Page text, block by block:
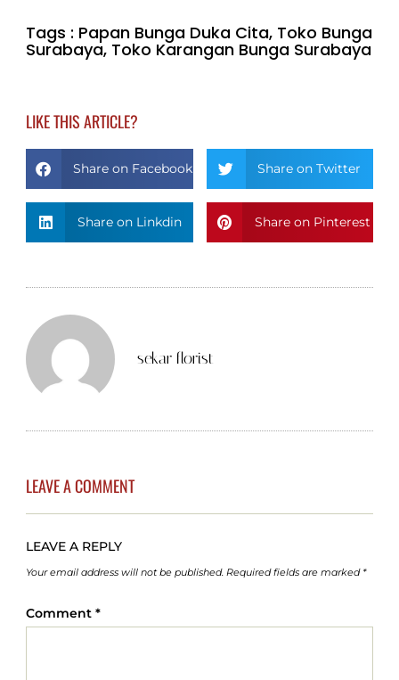
Tags : Papan Bunga Duka Cita, Toko Bunga
Surabaya, Toko Karangan Bunga Surabaya
LIKE THIS ARTICLE?
Share on Facebook Share on Twitter
Share on Linkdin Share on Pinterest
sekar florist
LEAVE A COMMENT
LEAVE A REPLY
Your email address will not be published. Required fields are marked *
Comment *